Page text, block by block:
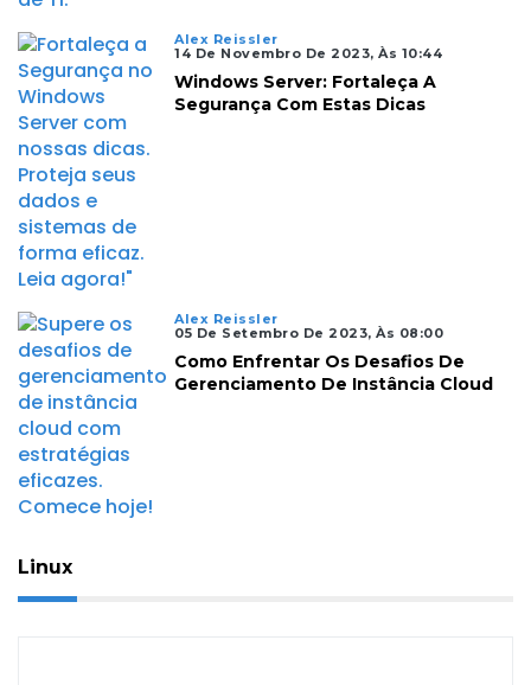
Alex Reissler
14 De Novembro De 2023, Às 10:44
Windows Server: Fortaleça A
Segurança Com Estas Dicas
Alex Reissler
05 De Setembro De 2023, Às 08:00
Como Enfrentar Os Desafios De
Gerenciamento De Instância Cloud
Linux